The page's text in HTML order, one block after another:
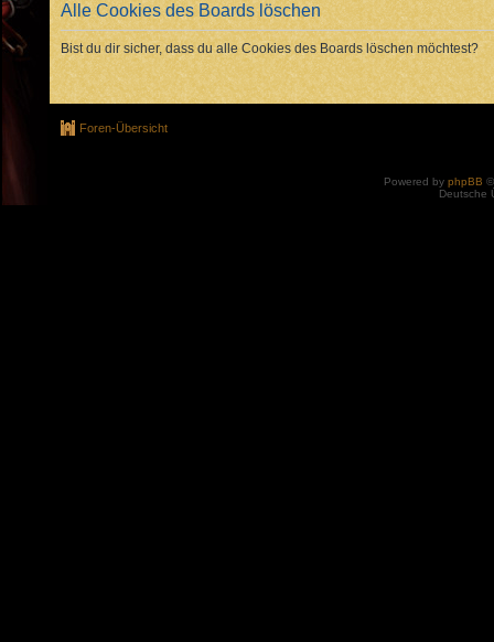
Alle Cookies des Boards löschen
Bist du dir sicher, dass du alle Cookies des Boards löschen möchtest?
Foren-Übersicht
Powered by phpBB
Deutsche